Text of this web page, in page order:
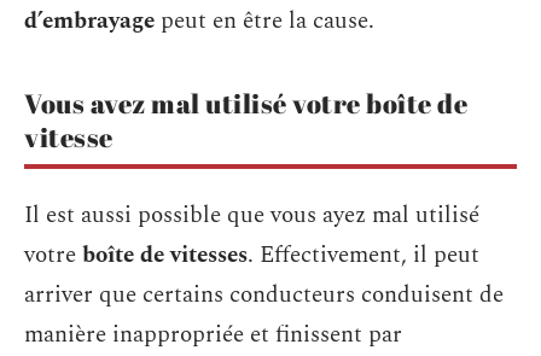
d’embrayage peut en être la cause.
Vous avez mal utilisé votre boîte de
vitesse
Il est aussi possible que vous ayez mal utilisé
votreboîte de vitesses. Effectivement, il peut
arriver que certains conducteurs conduisent de
manière inappropriée et finissent par